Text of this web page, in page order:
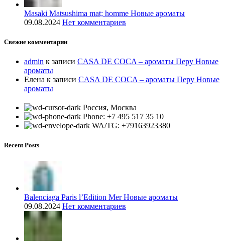
Masaki Matsushima mat; homme Новые ароматы
09.08.2024 Нет комментариев
Свежие комментарии
admin к записи CASA DE COCA – ароматы Перу Новые
ароматы
Елена к записи CASA DE COCA – ароматы Перу Новые
ароматы
Россия, Москва
Phone: +7 495 517 35 10
WA/TG: +79163923380
Recent Posts
Balenciaga Paris l’Edition Mer Новые ароматы
09.08.2024 Нет комментариев